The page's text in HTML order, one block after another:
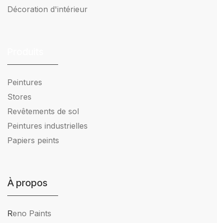
Décoration d'intérieur
Peintures
Stores
Revêtements de sol
Peintures industrielles
Papiers peints
À propos
Reno Paints